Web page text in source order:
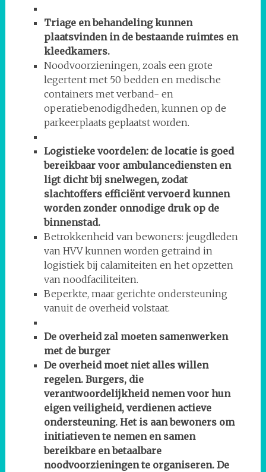
Triage en behandeling kunnen
plaatsvinden in de bestaande ruimtes en
kleedkamers.
Noodvoorzieningen, zoals een grote
legertent met 50 bedden en medische
containers met verband- en
operatiebenodigdheden, kunnen op de
parkeerplaats geplaatst worden.
Logistieke voordelen: de locatie is goed
bereikbaar voor ambulancediensten en
ligt dicht bij snelwegen, zodat
slachtoffers efficiënt vervoerd kunnen
worden zonder onnodige druk op de
binnenstad.
Betrokkenheid van bewoners: jeugdleden
van HVV kunnen worden getraind in
logistiek bij calamiteiten en het opzetten
van noodfaciliteiten.
Beperkte, maar gerichte ondersteuning
vanuit de overheid volstaat.
De overheid zal moeten samenwerken
met de burger
De overheid moet niet alles willen
regelen. Burgers, die
verantwoordelijkheid nemen voor hun
eigen veiligheid, verdienen actieve
ondersteuning. Het is aan bewoners om
initiatieven te nemen en samen
bereikbare en betaalbare
noodvoorzieningen te organiseren. De